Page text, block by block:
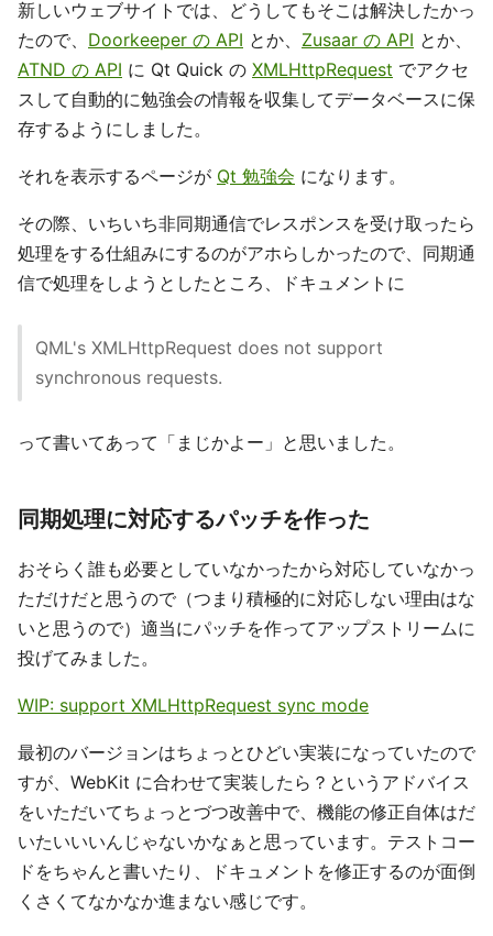
新しいウェブサイトでは、どうしてもそこは解決したかっ
たので、 Doorkeeper の API とか、 Zusaar の API とか、
ATND の API に Qt Quick の XMLHttpRequest でアクセ
スして自動的に勉強会の情報を収集してデータベースに保
存するようにしました。
それを表示するページが Qt 勉強会 になります。
その際、いちいち非同期通信でレスポンスを受け取ったら
処理をする仕組みにするのがアホらしかったので、同期通
信で処理をしようとしたところ、ドキュメントに
QML's XMLHttpRequest does not support
synchronous requests.
って書いてあって「まじかよー」と思いました。
同期処理に対応するパッチを作った
おそらく誰も必要としていなかったから対応していなかっ
ただけだと思うので（つまり積極的に対応しない理由はな
いと思うので）適当にパッチを作ってアップストリームに
投げてみました。
WIP: support XMLHttpRequest sync mode
最初のバージョンはちょっとひどい実装になっていたので
すが、WebKit に合わせて実装したら？というアドバイス
をいただいてちょっとづつ改善中で、機能の修正自体はだ
いたいいいんじゃないかなぁと思っています。テストコー
ドをちゃんと書いたり、ドキュメントを修正するのが面倒
くさくてなかなか進まない感じです。